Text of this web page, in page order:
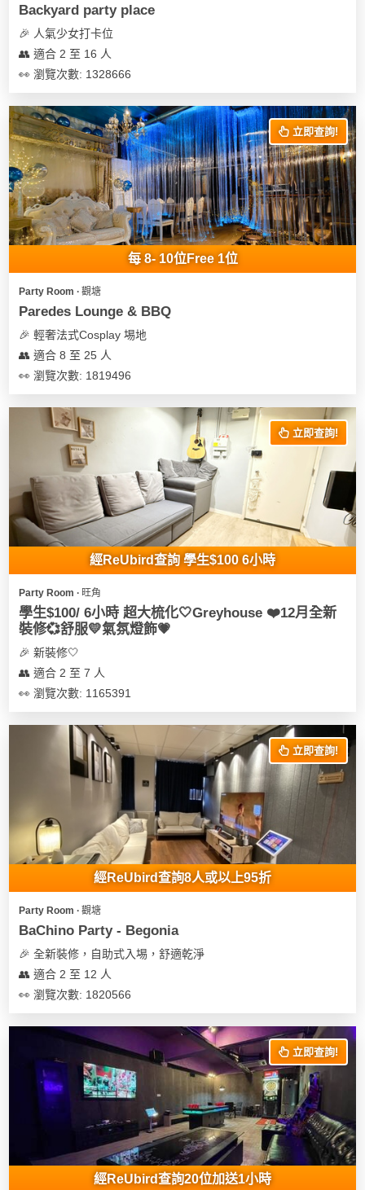
Backyard party place
🎉 人氣少女打卡位
👥 適合 2 至 16 人
👀 瀏覽次數: 1328666
立即查詢!
每 8- 10位Free 1位
Party Room ∙ 觀塘
Paredes Lounge & BBQ
🎉 輕奢法式Cosplay 埸地
👥 適合 8 至 25 人
👀 瀏覽次數: 1819496
立即查詢!
經ReUbird查詢 學生$100 6小時
Party Room ∙ 旺角
學生$100/ 6小時 超大梳化🤍Greyhouse ❤️12月全新
裝修💞舒服💛氣氛燈飾💗
🎉 新裝修🤍
👥 適合 2 至 7 人
👀 瀏覽次數: 1165391
立即查詢!
經ReUbird查詢8人或以上95折
Party Room ∙ 觀塘
BaChino Party - Begonia
🎉 全新裝修，自助式入埸，舒適乾淨
👥 適合 2 至 12 人
👀 瀏覽次數: 1820566
立即查詢!
經ReUbird查詢20位加送1小時